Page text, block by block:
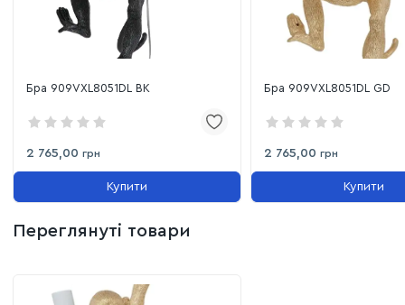
Бра 909VXL8051DL BK
2 765,00 грн
Купити
Бра 909VXL8051DL GD
2 765,00 грн
Купити
Переглянуті товари